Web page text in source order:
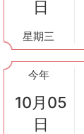
日
星期三
今年
10月05
日